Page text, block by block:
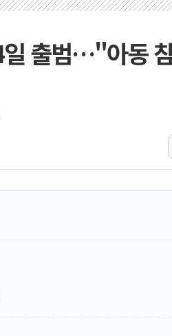
뉴욕증시 프리뷰, 미
금값 7주 만에 최고…
[인도증시] 중동 긴장
러, 1인칭시점 드론으
[베트남 증시] 지수 하
'월가의 황제' 다이먼
양주 섬유염색공장서
김정관 산업부 장관 "
해군 1함대 창설 80
우크라 드론 전술, 중
주한미군 "오산기지
구미 폐염산처리업체
일 출범…"아동